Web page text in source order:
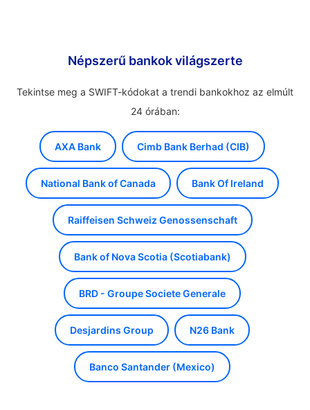
Népszerű bankok világszerte
Tekintse meg a SWIFT-kódokat a trendi bankokhoz az elmúlt
24 órában:
AXA Bank Cimb Bank Berhad (CIB)
National Bank of Canada Bank Of Ireland
Raiffeisen Schweiz Genossenschaft
Bank of Nova Scotia (Scotiabank)
BRD - Groupe Societe Generale
Desjardins Group N26 Bank
Banco Santander (Mexico)